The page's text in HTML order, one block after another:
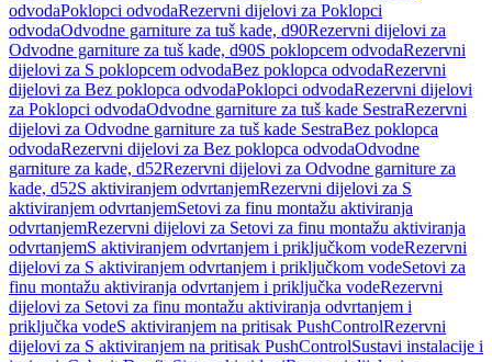
odvodaPoklopci odvodaRezervni dijelovi za Poklopci
odvodaOdvodne garniture za tuš kade, d90Rezervni dijelovi za
Odvodne garniture za tuš kade, d90S poklopcem odvodaRezervni
dijelovi za S poklopcem odvodaBez poklopca odvodaRezervni
dijelovi za Bez poklopca odvodaPoklopci odvodaRezervni dijelovi
za Poklopci odvodaOdvodne garniture za tuš kade SestraRezervni
dijelovi za Odvodne garniture za tuš kade SestraBez poklopca
odvodaRezervni dijelovi za Bez poklopca odvodaOdvodne
garniture za kade, d52Rezervni dijelovi za Odvodne garniture za
kade, d52S aktiviranjem odvrtanjemRezervni dijelovi za S
aktiviranjem odvrtanjemSetovi za finu montažu aktiviranja
odvrtanjemRezervni dijelovi za Setovi za finu montažu aktiviranja
odvrtanjemS aktiviranjem odvrtanjem i priključkom vodeRezervni
dijelovi za S aktiviranjem odvrtanjem i priključkom vodeSetovi za
finu montažu aktiviranja odvrtanjem i priključka vodeRezervni
dijelovi za Setovi za finu montažu aktiviranja odvrtanjem i
priključka vodeS aktiviranjem na pritisak PushControlRezervni
dijelovi za S aktiviranjem na pritisak PushControlSustavi instalacije i